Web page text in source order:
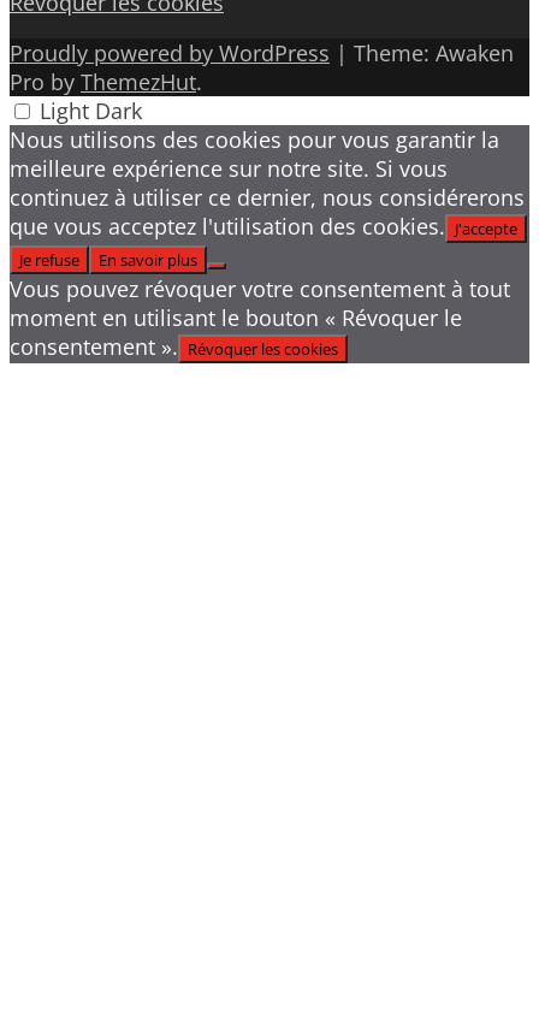
Proudly powered by WordPress | Theme: Awaken
Pro by ThemezHut.
Light Dark
Nous utilisons des cookies pour vous garantir la
meilleure expérience sur notre site. Si vous
continuez à utiliser ce dernier, nous considérerons
que vous acceptez l'utilisation des cookies. J'accepte
Je refuse
En savoir plus
Vous pouvez révoquer votre consentement à tout
moment en utilisant le bouton « Révoquer le
consentement ». Révoquer les cookies